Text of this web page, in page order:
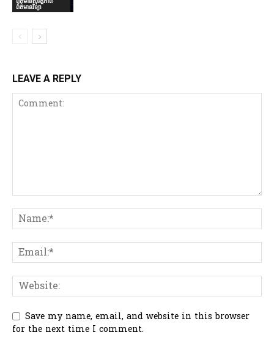
ព័ត៌មានវិទ្យា
LEAVE A REPLY
Save my name, email, and website in this browser
for the next time I comment.